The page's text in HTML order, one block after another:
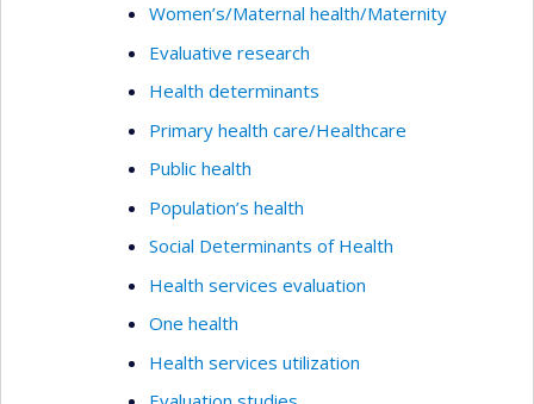
Women’s/Maternal health/Maternity
Evaluative research
Health determinants
Primary health care/Healthcare
Public health
Population’s health
Social Determinants of Health
Health services evaluation
One health
Health services utilization